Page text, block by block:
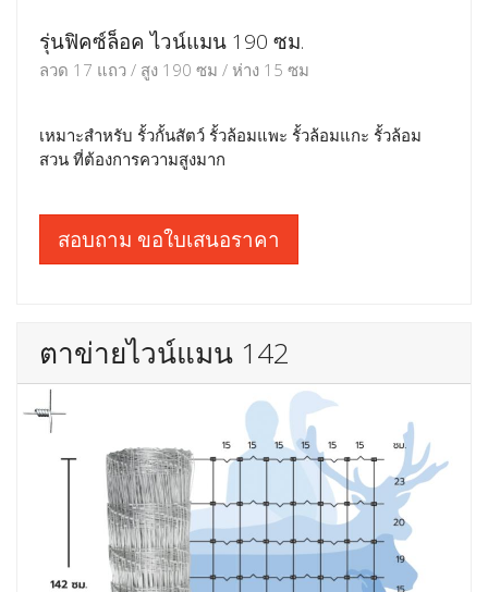
รุ่นฟิคซ์ล็อค ไวน์แมน 190 ซม.
ลวด 17 แถว / สูง 190 ซม / ห่าง 15 ซม
เหมาะสำหรับ รั้วกั้นสัตว์ รั้วล้อมแพะ รั้วล้อมแกะ รั้วล้อม
สวน ที่ต้องการความสูงมาก
สอบถาม ขอใบเสนอราคา
ตาข่ายไวน์แมน 142